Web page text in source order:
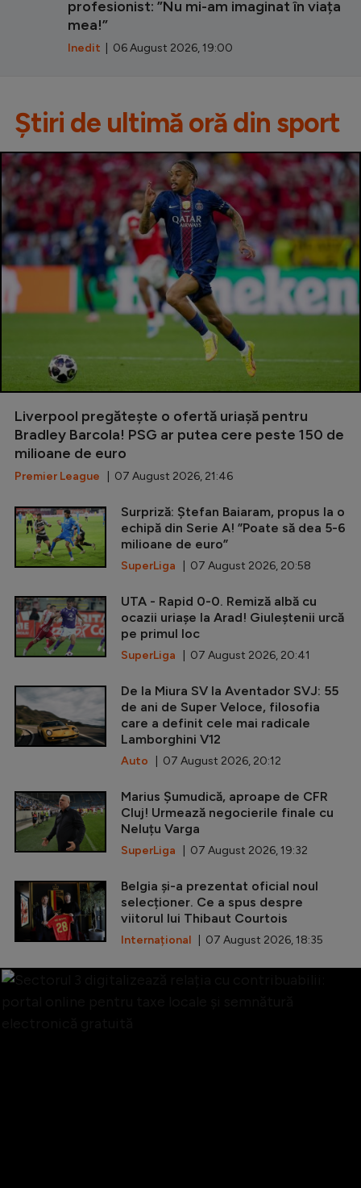
profesionist: ”Nu mi-am imaginat în viața
mea!”
Inedit | 06 August 2026, 19:00
Știri de ultimă oră din sport
Liverpool pregătește o ofertă uriașă pentru
Bradley Barcola! PSG ar putea cere peste 150 de
milioane de euro
Premier League | 07 August 2026, 21:46
Surpriză: Ștefan Baiaram, propus la o
echipă din Serie A! ”Poate să dea 5-6
milioane de euro”
SuperLiga | 07 August 2026, 20:58
UTA - Rapid 0-0. Remiză albă cu
ocazii uriașe la Arad! Giuleștenii urcă
pe primul loc
SuperLiga | 07 August 2026, 20:41
De la Miura SV la Aventador SVJ: 55
de ani de Super Veloce, filosofia
care a definit cele mai radicale
Lamborghini V12
Auto | 07 August 2026, 20:12
Marius Șumudică, aproape de CFR
Cluj! Urmează negocierile finale cu
Neluțu Varga
SuperLiga | 07 August 2026, 19:32
Belgia și-a prezentat oficial noul
selecționer. Ce a spus despre
viitorul lui Thibaut Courtois
Internațional | 07 August 2026, 18:35